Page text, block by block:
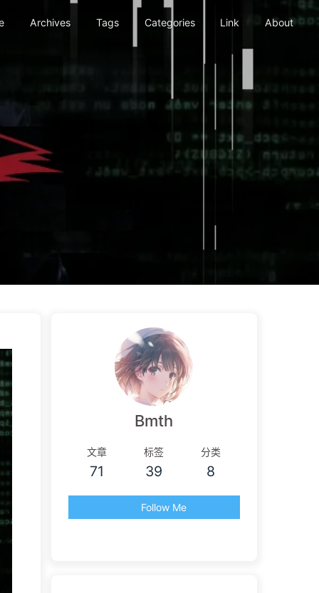
Archives Tags Categories Link About
Bmth
文章
71
标签
39
分类
8
Follow Me